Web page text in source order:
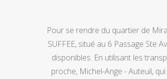
Pour se rendre du quartier de
SUFFEE, situé au 6 Passage Ste
disponibles. En utilisant les
proche, Michel-Ange - Auteuil,